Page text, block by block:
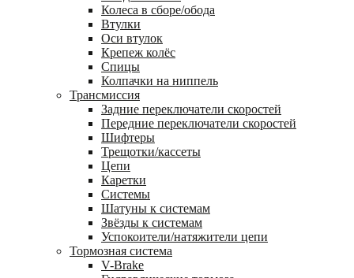
Колеса в сборе/обода
Втулки
Оси втулок
Крепеж колёс
Спицы
Колпачки на ниппель
Трансмиссия
Задние переключатели скоростей
Передние переключатели скоростей
Шифтеры
Трещотки/кассеты
Цепи
Каретки
Системы
Шатуны к системам
Звёзды к системам
Успокоители/натяжители цепи
Тормозная система
V-Brake